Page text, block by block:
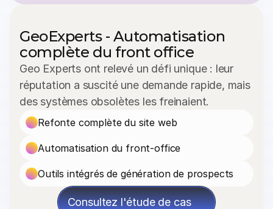
GeoExperts - Automatisation
complète du front office
Geo Experts ont relevé un défi unique : leur
réputation a suscité une demande rapide, mais
des systèmes obsolètes les freinaient.
Refonte complète du site web
Automatisation du front-office
Outils intégrés de génération de prospects
Consultez l'étude de cas